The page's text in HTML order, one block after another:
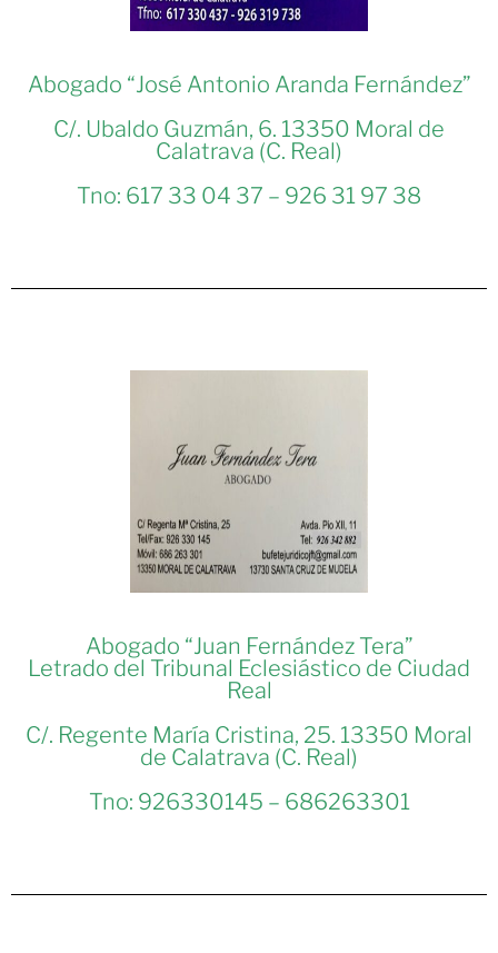
Abogado “José Antonio Aranda Fernández”
C/. Ubaldo Guzmán, 6. 13350 Moral de
Calatrava (C. Real)
Tno: 617 33 04 37 – 926 31 97 38
Abogado “Juan Fernández Tera”
Letrado del Tribunal Eclesiástico de Ciudad
Real
C/. Regente María Cristina, 25. 13350 Moral
de Calatrava (C. Real)
Tno: 926330145 – 686263301